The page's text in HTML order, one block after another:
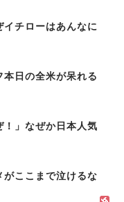
イチローはあんなに
日の全米が呆れる
」なぜか日本人気
ここまで泣けるな